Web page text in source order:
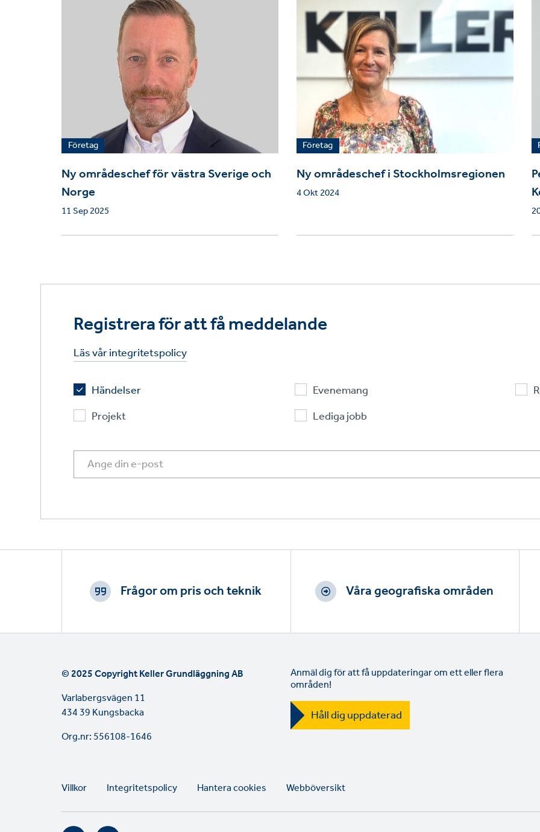
Företag
Ny områdeschef för västra Sverige och
Norge
11 Sep 2025
Företag
Ny områdeschef i Stockholmsregionen
4 Okt 2024
Registrera för att få meddelande
Läs vår integritetspolicy
Händelser
Evenemang
Projekt
Lediga jobb
Footer
Frågor om pris och teknik Våra geografiska områden
© 2025 Copyright Keller Grundläggning AB
Varlabergsvägen 11
434 39 Kungsbacka
Org.nr: 556108-1646
Anmäl dig för att få uppdateringar om ett eller flera
områden!
Håll dig uppdaterad
Legal
Villkor Integritetspolicy Hantera cookies Webböversikt